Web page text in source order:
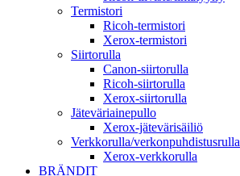
Termistori
Ricoh-termistori
Xerox-termistori
Siirtorulla
Canon-siirtorulla
Ricoh-siirtorulla
Xerox-siirtorulla
Jäteväriainepullo
Xerox-jätevärisäiliö
Verkkorulla/verkonpuhdistusrulla
Xerox-verkkorulla
BRÄNDIT